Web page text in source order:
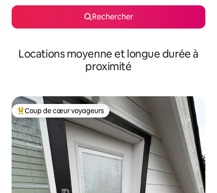
Rechercher
Locations moyenne et longue durée à
proximité
Coups de cœur voyageurs les plus appréciés
Coup de cœur voyageurs